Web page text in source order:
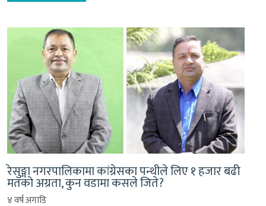
रेसुङ्गा नगरपालिकामा कांग्रेसका पन्थीले लिए १ हजार बढी
मतको अग्रता, कुन वडामा कसले जिते?
४ वर्ष अगाडि